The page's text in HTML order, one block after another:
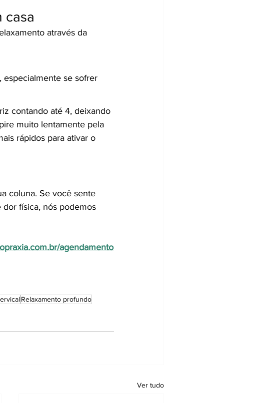
casa
através da
especialmente se sofrer
contando até 4, deixando
muito lentamente pela
rápidos para ativar o
coluna. Se você sente
física, nós podemos
agendamento
Relaxamento profundo
Ver tudo